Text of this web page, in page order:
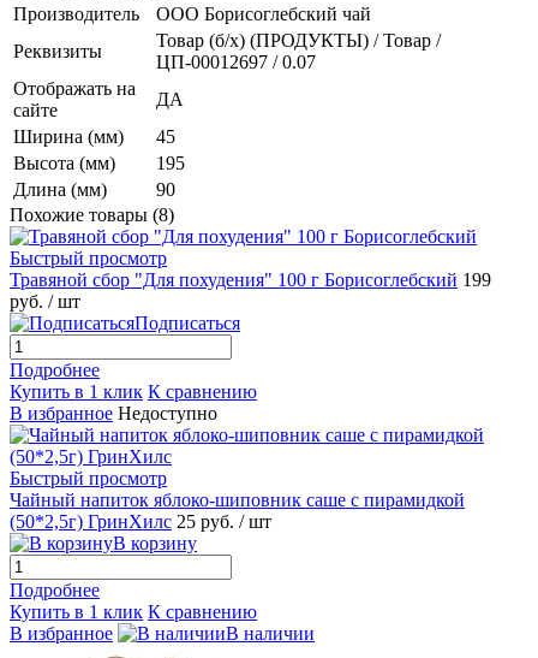
Производитель
ООО Борисоглебский чай
Реквизиты
Товар (б/х) (ПРОДУКТЫ) / Товар /
ЦП-00012697 / 0.07
Отображать на
сайте
ДА
Ширина (мм)
45
Высота (мм)
195
Длина (мм)
90
Похожие товары (8)
Быстрый просмотр
Травяной сбор "Для похудения" 100 г Борисоглебский 199
руб. / шт
Подписаться
Подробнее
Купить в 1 клик К сравнению
В избранное Недоступно
Быстрый просмотр
Чайный напиток яблоко-шиповник саше с пирамидкой
(50*2,5г) ГринХилс 25 руб. / шт
В корзину
Подробнее
Купить в 1 клик К сравнению
В избранное
В наличии